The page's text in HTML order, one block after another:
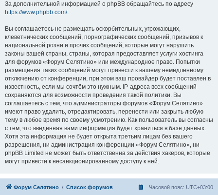
За дополнительной информацией о phpBB обращайтесь по адресу
https://www.phpbb.com/.
Вы соглашаетесь не размещать оскорбительных, угрожающих,
клеветнических сообщений, порнографических сообщений, призывов к
национальной розни и прочих сообщений, которые могут нарушить
законы вашей страны, страны, которая предоставляет услуги хостинга
для форумов «Форум Селятино» или международное право. Попытки
размещения таких сообщений могут привести к вашему немедленному
отключению от конференции, при этом ваш провайдер будет поставлен в
известность, если мы сочтём это нужным. IP-адреса всех сообщений
сохраняются для возможности проведения такой политики. Вы
соглашаетесь с тем, что администраторы форумов «Форум Селятино»
имеют право удалить, отредактировать, перенести или закрыть любую
тему в любое время по своему усмотрению. Как пользователь вы согласны
с тем, что введённая вами информация будет храниться в базе данных.
Хотя эта информация не будет открыта третьим лицам без вашего
разрешения, ни администрация конференции «Форум Селятино», ни
phpBB Limited не может быть ответственна за действия хакеров, которые
могут привести к несанкционированному доступу к ней.
Форум Селятино Список форумов Часовой пояс: UTC+03:00